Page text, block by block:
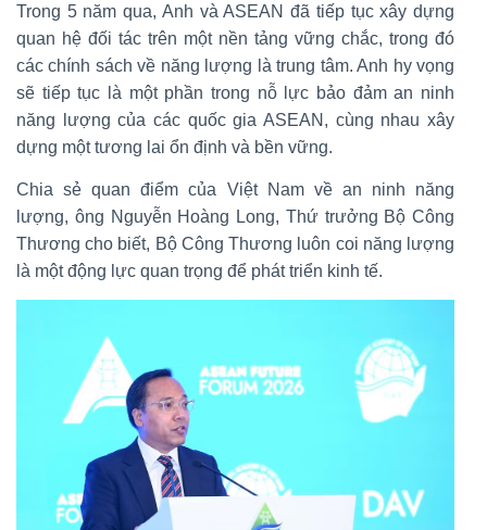
Trong 5 năm qua, Anh và ASEAN đã tiếp tục xây dựng
quan hệ đối tác trên một nền tảng vững chắc, trong đó
các chính sách về năng lượng là trung tâm. Anh hy vọng
sẽ tiếp tục là một phần trong nỗ lực bảo đảm an ninh
năng lượng của các quốc gia ASEAN, cùng nhau xây
dựng một tương lai ổn định và bền vững.
Chia sẻ quan điểm của Việt Nam về an ninh năng
lượng, ông Nguyễn Hoàng Long, Thứ trưởng Bộ Công
Thương cho biết, Bộ Công Thương luôn coi năng lượng
là một động lực quan trọng để phát triển kinh tế.